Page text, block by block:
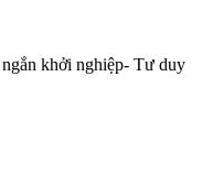
khởi nghiệp- Tư duy